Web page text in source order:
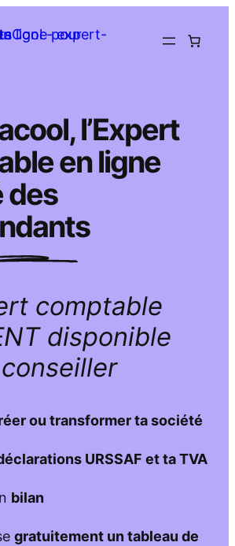
l’Expert
en ligne
des
comptable
disponible
ou transformer ta société
URSSAF et ta TVA
bilan
gratuitement un tableau de